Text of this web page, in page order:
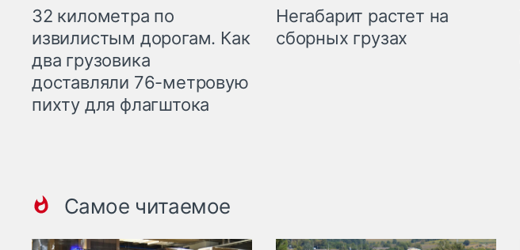
32 километра по
извилистым дорогам. Как
два грузовика
доставляли 76-метровую
пихту для флагштока
Негабарит растет на
сборных грузах
Самое читаемое